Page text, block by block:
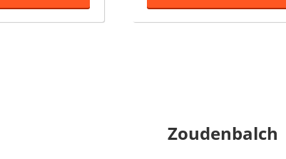
Zoudenbalch